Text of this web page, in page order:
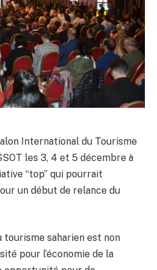
International du Tourisme
les 3, 4 et 5 décembre à
“top” qui pourrait
un début de relance du
tourisme saharien est non
pour l’économie de la